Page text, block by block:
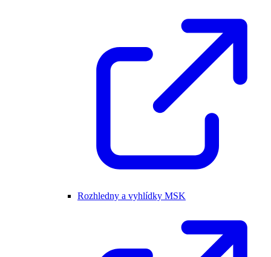
Rozhledny a vyhlídky MSK